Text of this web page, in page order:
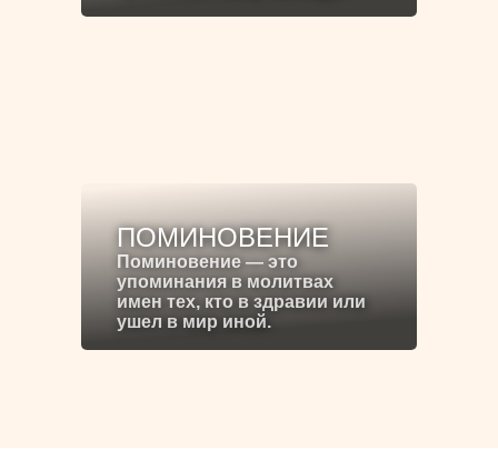
ПОМИНОВЕНИЕ
Поминовение — это
упоминания в молитвах
имен тех, кто в здравии или
ушел в мир иной.